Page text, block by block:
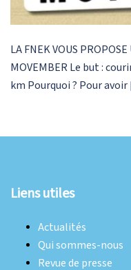
LA FNEK VOUS
MOVEMBER Le but :
km Pourquoi ? Pour
Liens utiles
Actualités
Qui sommes-nous
Revue de presse